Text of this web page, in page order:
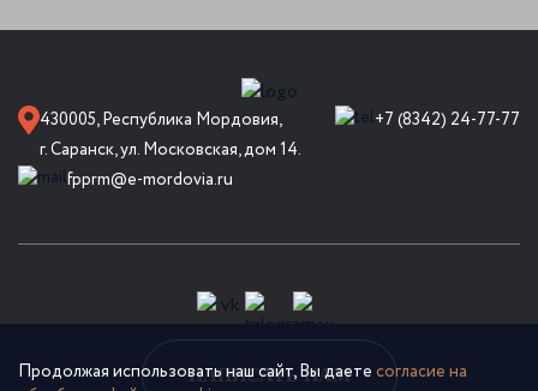
Продолжая использовать наш сайт, Вы даете согласие на
430005, Республика Мордовия,
г. Саранск, ул. Московская, дом 14.
+7 (8342) 24-77-77
fpprm@e-mordovia.ru
НАПИСАТЬ НАМ